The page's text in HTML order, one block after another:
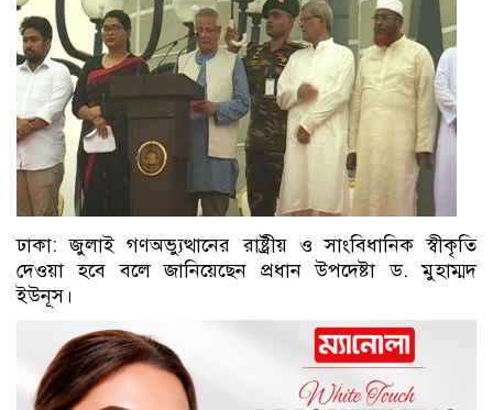
ঢাকা: জুলাই গণঅভ্যুত্থানের রাষ্ট্রীয় ও সাংবিধানিক স্বীকৃতি
দেওয়া হবে বলে জানিয়েছেন প্রধান উপদেষ্টা ড. মুহাম্মদ
ইউনূস।